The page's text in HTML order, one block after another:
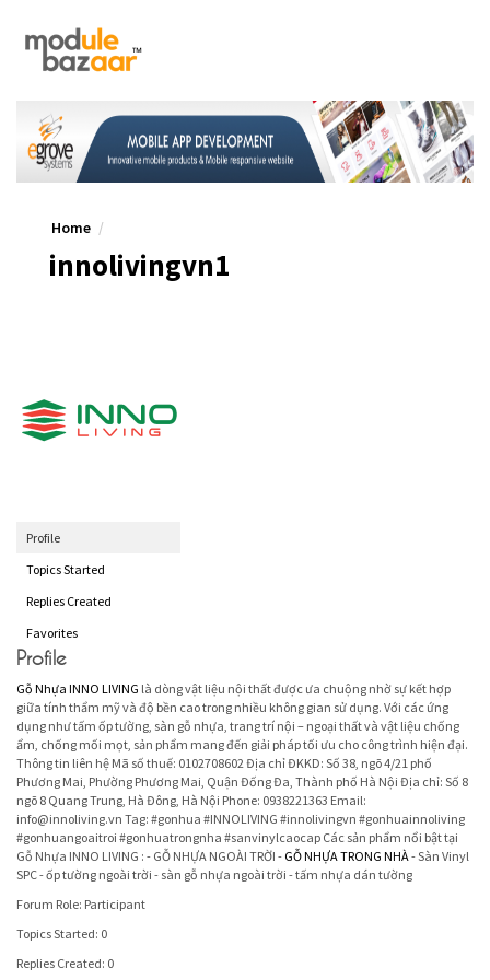
Home
innolivingvn1
Profile
Topics Started
Replies Created
Favorites
Profile
Gỗ Nhựa INNO LIVING là dòng vật liệu nội thất được ưa chuộng nhờ sự kết hợp
giữa tính thẩm mỹ và độ bền cao trong nhiều không gian sử dụng. Với các ứng
dụng như tấm ốp tường, sàn gỗ nhựa, trang trí nội – ngoại thất và vật liệu chống
ẩm, chống mối mọt, sản phẩm mang đến giải pháp tối ưu cho công trình hiện đại.
Thông tin liên hệ Mã số thuế: 0102708602 Địa chỉ ĐKKD: Số 38, ngõ 4/21 phố
Phương Mai, Phường Phương Mai, Quận Đống Đa, Thành phố Hà Nội Địa chỉ: Số 8
ngõ 8 Quang Trung, Hà Đông, Hà Nội Phone: 0938221363 Email:
info@innoliving.vn Tag: #gonhua #INNOLIVING #innolivingvn #gonhuainnoliving
#gonhuangoaitroi #gonhuatrongnha #sanvinylcaocap Các sản phẩm nổi bật tại
Gỗ Nhựa INNO LIVING : - GỖ NHỰA NGOÀI TRỜI - GỖ NHỰA TRONG NHÀ- Sàn Vinyl
SPC - ốp tường ngoài trời - sàn gỗ nhựa ngoài trời - tấm nhựa dán tường
Forum Role: Participant
Topics Started: 0
Replies Created: 0